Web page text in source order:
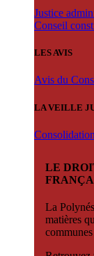
Justice
Conseil
LES AVIS
Avis du
LA VEILLE
LE
La
matières